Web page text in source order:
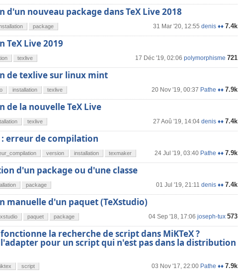
d'un nouveau package dans TeX Live 2018
31 Mar '20, 12:55 denis ♦♦ 7.4k
package
TeX Live 2019
17 Déc '19, 02:06 polymorphisme 721
texlive
de texlive sur linux mint
20 Nov '19, 00:37 Pathe ♦♦ 7.9k
installation texlive
de la nouvelle TeX Live
27 Aoû '19, 14:04 denis ♦♦ 7.4k
texlive
: erreur de compilation
24 Jul '19, 03:40 Pathe ♦♦ 7.9k
version installation texmaker
d'un package ou d'une classe
01 Jul '19, 21:11 denis ♦♦ 7.4k
package
manuelle d'un paquet (TeXstudio)
04 Sep '18, 17:06 joseph-tux 573
paquet package
la recherche de script dans MiKTeX ?
pour un script qui n'est pas dans la distribution
03 Nov '17, 22:00 Pathe ♦♦ 7.9k
script